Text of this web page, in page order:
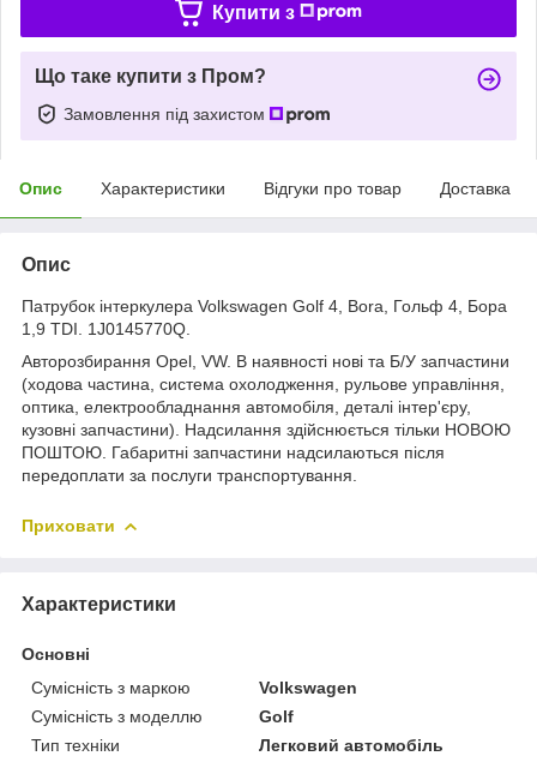
Купити з
Що таке купити з Пром?
Замовлення під захистом
Опис Характеристики Відгуки про товар Доставка
Опис
Патрубок інтеркулера Volkswagen Golf 4, Bora, Гольф 4, Бора
1,9 TDI. 1J0145770Q.
Авторозбирання Opel, VW. В наявності нові та Б/У запчастини
(ходова частина, система охолодження, рульове управління,
оптика, електрообладнання автомобіля, деталі інтер'єру,
кузовні запчастини). Надсилання здійснюється тільки НОВОЮ
ПОШТОЮ. Габаритні запчастини надсилаються після
передоплати за послуги транспортування.
Приховати
Характеристики
Основні
Сумісність з маркою
Volkswagen
Сумісність з моделлю
Golf
Тип техніки
Легковий автомобіль